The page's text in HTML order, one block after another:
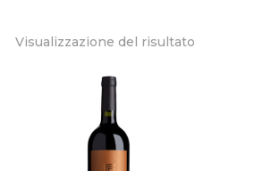
Visualizzazione del risultato